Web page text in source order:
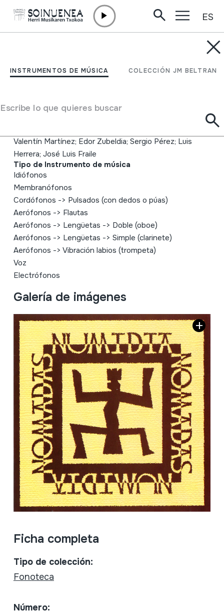
INSTRUMENTOS DE MÚSICA COLECCIÓN JM BELTRAN
Escribe lo que quieres buscar
ES
NOMADAS
NUMIDIA; Suso Yera; Javier Bruna; Juan Antonio
Valentín Martínez; Edor Zubeldia; Sergio Pérez; Luis
Herrera; José Luis Fraile
Tipo de Instrumento de música
Idiófonos
Membranófonos
Cordófonos -> Pulsados (con dedos o púas)
Aerófonos -> Flautas
Aerófonos -> Lengüetas -> Doble (oboe)
Aerófonos -> Lengüetas -> Simple (clarinete)
Aerófonos -> Vibración labios (trompeta)
Voz
Electrófonos
Galería de imágenes
Ficha completa
Tipo de colección:
Fonoteca
Número: